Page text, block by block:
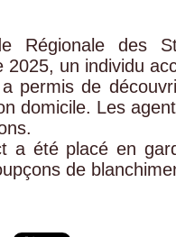
Régionale des
2025, un individu
a permis de
domicile. Les
a été placé en
de